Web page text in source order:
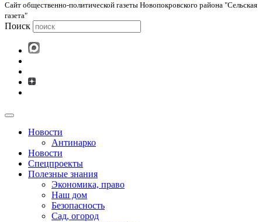
Cайт общественно-политической газеты Новопокровского района "Сельская
газета"
Поиск
Новости
Антинарко
Новости
Спецпроекты
Полезные знания
Экономика, право
Наш дом
Безопасность
Сад, огород